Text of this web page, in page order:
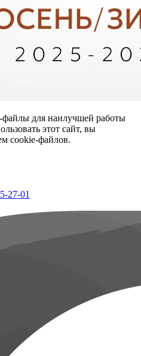
для наилучшей работы
этот сайт, вы
cookie-файлов.
27-01